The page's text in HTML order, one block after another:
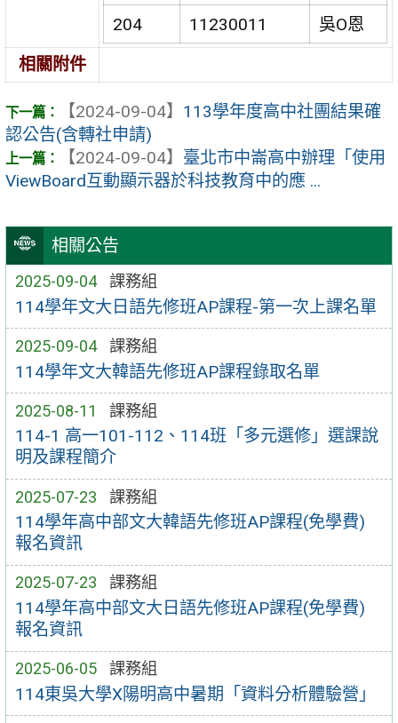
相關公告
2025-09-04 課務組
114學年文大日語先修班AP課程-第一次上課名單
2025-09-04 課務組
114學年文大韓語先修班AP課程錄取名單
2025-08-11 課務組
114-1 高一101-112、114班「多元選修」選課說
明及課程簡介
2025-07-23 課務組
114學年高中部文大韓語先修班AP課程(免學費)
報名資訊
2025-07-23 課務組
114學年高中部文大日語先修班AP課程(免學費)
報名資訊
2025-06-05 課務組
114東吳大學X陽明高中暑期「資料分析體驗營」
204
11230011
吳O恩
相關附件
【2024-09-04】 113學年度高中社團結果確
認公告(含轉社申請)
【2024-09-04】 臺北市中崙高中辦理「使用
ViewBoard互動顯示器於科技教育中的應 ...